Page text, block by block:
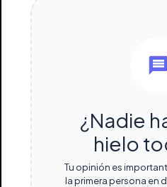
¿Nadie
hielo
Tu opinión es
la primera persona en